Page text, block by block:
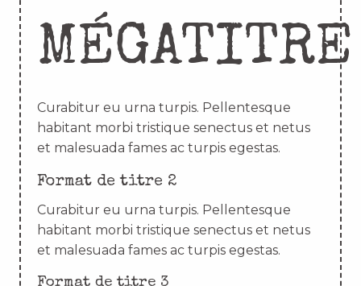
MÉGATITRE
Curabitur eu urna turpis. Pellentesque
habitant morbi tristique senectus et netus
et malesuada fames ac turpis egestas.
Format de titre 2
Curabitur eu urna turpis. Pellentesque
habitant morbi tristique senectus et netus
et malesuada fames ac turpis egestas.